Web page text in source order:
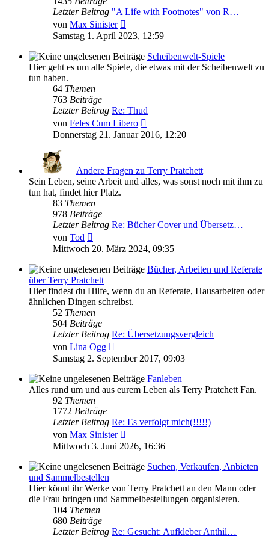
Letzter Beitrag "A Life with Footnotes" von R…
von Max Sinister
Beitrag
Samstag 1. April 2023, 12:59
Scheibenwelt-Spiele
Hier geht es um alle Spiele, die etwas mit der Scheibenwelt zu
tun haben.
64 Themen
763 Beiträge
Letzter Beitrag Re: Thud
von Feles Cum Libero
Beitrag
Donnerstag 21. Januar 2016, 12:20
Andere Fragen zu Terry Pratchett
Sein Leben, seine Arbeit und alles, was sonst noch mit ihm zu
tun hat, findet hier Platz.
83 Themen
978 Beiträge
Letzter Beitrag Re: Bücher Cover und Übersetz…
von Tod
Beitrag
Mittwoch 20. März 2024, 09:35
Bücher, Arbeiten und Referate
über Terry Pratchett
Hier findest du Hilfe, wenn du an Referate, Hausarbeiten oder
ähnlichen Dingen schreibst.
52 Themen
504 Beiträge
Letzter Beitrag Re: Übersetzungsvergleich
von Lina Ogg
Beitrag
Samstag 2. September 2017, 09:03
Fanleben
Alles rund um und aus eurem Leben als Terry Pratchett Fan.
92 Themen
1772 Beiträge
Letzter Beitrag Re: Es verfolgt mich(!!!!!)
von Max Sinister
Beitrag
Mittwoch 3. Juni 2026, 16:36
Suchen, Verkaufen, Anbieten
und Sammelbestellen
Hier könnt ihr Werke von Terry Pratchett an den Mann oder
die Frau bringen und Sammelbestellungen organisieren.
104 Themen
680 Beiträge
Letzter Beitrag Re: Gesucht: Aufkleber Anthil…